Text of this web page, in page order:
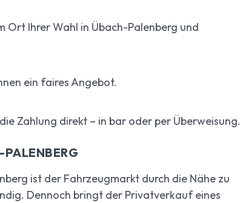
Ort Ihrer Wahl in Übach-Palenberg und
ein faires Angebot.
Zahlung direkt – in bar oder per Überweisung.
ist der Fahrzeugmarkt durch die Nähe zu
Dennoch bringt der Privatverkauf eines